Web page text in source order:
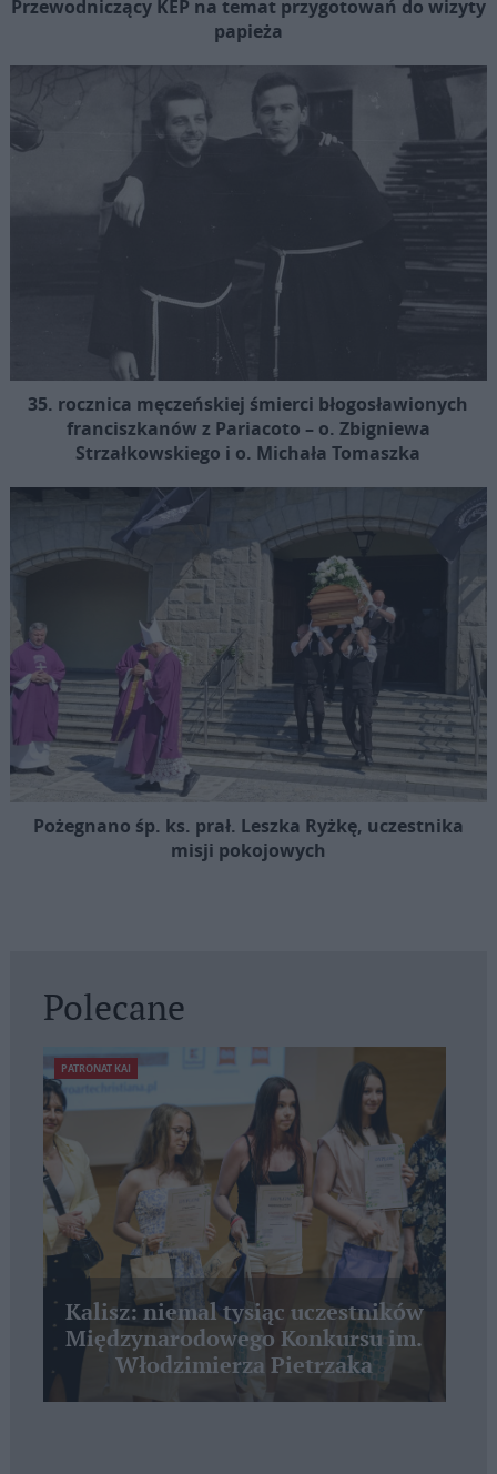
Przewodniczący KEP na temat przygotowań do wizyty
papieża
35. rocznica męczeńskiej śmierci błogosławionych
franciszkanów z Pariacoto – o. Zbigniewa
Strzałkowskiego i o. Michała Tomaszka
Pożegnano śp. ks. prał. Leszka Ryżkę, uczestnika
misji pokojowych
Polecane
PATRONAT KAI
Kalisz: niemal tysiąc uczestników
Międzynarodowego Konkursu im.
Włodzimierza Pietrzaka